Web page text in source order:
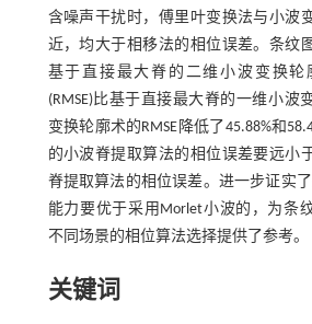
含噪声干扰时，傅里叶变换法与小波
近，均大于相移法的相位误差。条纹
基于直接最大脊的二维小波变换轮
(RMSE)比基于直接最大脊的一维小波
变换轮廓术的RMSE降低了45.88%和
的小波脊提取算法的相位误差要远小
脊提取算法的相位误差。进一步证实
能力要优于采用Morlet小波的，为条
不同场景的相位算法选择提供了参考。
关键词